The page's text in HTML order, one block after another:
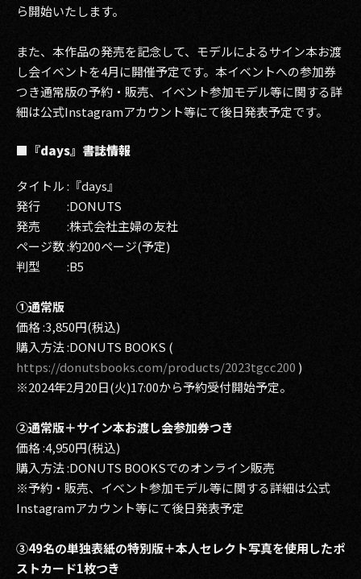
ら開始いたします。
また、本作品の発売を記念して、モデルによるサイン本お渡
し会イベントを4月に開催予定です。本イベントへの参加券
つき通常版の予約・販売、イベント参加モデル等に関する詳
細は公式Instagramアカウント等にて後日発表予定です。
■『days』書誌情報
タイトル :『days』
発行 :DONUTS
発売 :株式会社主婦の友社
ページ数 :約200ページ(予定)
判型 :B5
①通常版
価格 :3,850円(税込)
購入方法 :DONUTS BOOKS (
https://donutsbooks.com/products/2023tgcc200 )
※2024年2月20日(火)17:00から予約受付開始予定。
②通常版＋サイン本お渡し会参加券つき
価格 :4,950円(税込)
購入方法 :DONUTS BOOKSでのオンライン販売
※予約・販売、イベント参加モデル等に関する詳細は公式
Instagramアカウント等にて後日発表予定
③49名の単独表紙の特別版＋本人セレクト写真を使用したポ
ストカード1枚つき